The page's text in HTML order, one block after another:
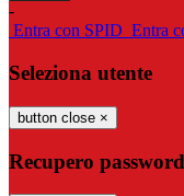
-
Entra con SPID Entra
Seleziona utente
button close ×
Recupero password